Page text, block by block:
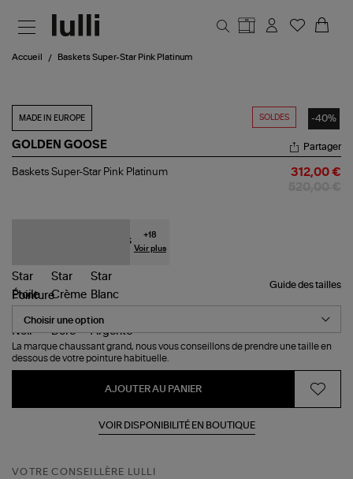
Accueil Baskets Super-Star Pink Platinum
SOLDES -40%
MADE IN EUROPE
GOLDEN GOOSE
Baskets
Partager
Baskets Super-Star Pink Platinum 312,00 €
+18
Voir plus
Guide des tailles
Pointure
La marque chaussant grand, nous vous conseillons de prendre une taille en
dessous de votre pointure habituelle.
AJOUTER AU PANIER
VOIR DISPONIBILITÉ EN BOUTIQUE
VOTRE CONSEILLÈRE LULLI